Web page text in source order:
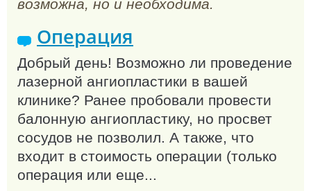
возможна, но и необходима.
Операция
Добрый день! Возможно ли проведение
лазерной ангиопластики в вашей
клинике? Ранее пробовали провести
балонную ангиопластику, но просвет
сосудов не позволил. А также, что
входит в стоимость операции (только
операция или еще...